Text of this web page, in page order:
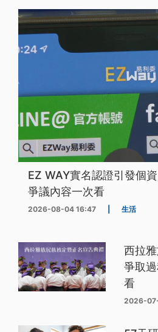
EZ WAY實名認證引發個
爭議內容一次看
2026-08-04 16:47 生活
西拉
爭取
看
2026-